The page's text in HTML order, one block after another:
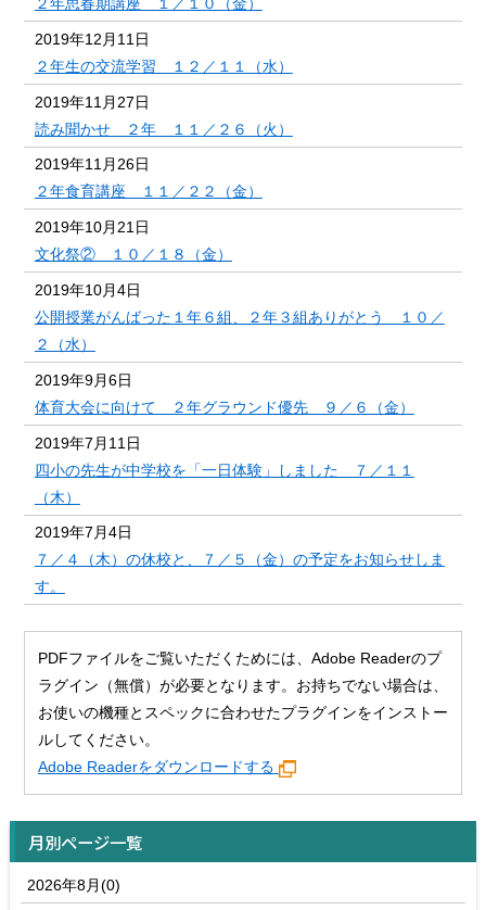
2019年12月11日
２年生の交流学習 １２／１１（水）
2019年11月27日
読み聞かせ ２年 １１／２６（火）
2019年11月26日
２年食育講座 １１／２２（金）
2019年10月21日
文化祭② １０／１８（金）
2019年10月4日
公開授業がんばった１年６組、２年３組ありがとう １０／
２（水）
2019年9月6日
体育大会に向けて ２年グラウンド優先 ９／６（金）
2019年7月11日
四小の先生が中学校を「一日体験」しました ７／１１
（木）
2019年7月4日
７／４（木）の休校と、７／５（金）の予定をお知らせしま
す。
PDFファイルをご覧いただくためには、Adobe Readerのプ
ラグイン（無償）が必要となります。お持ちでない場合は、
お使いの機種とスペックに合わせたプラグインをインストー
ルしてください。
Adobe Readerをダウンロードする
月別ページ一覧
2026年8月(0)